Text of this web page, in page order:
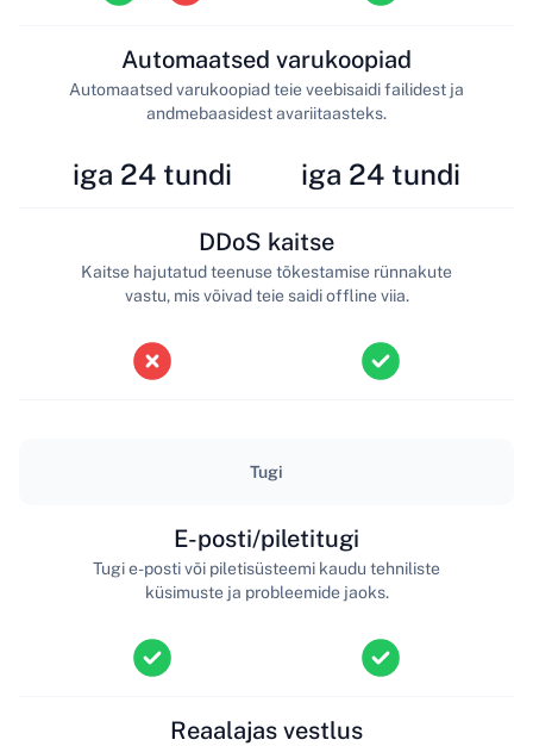
iga 24 tundi
Automaatsed varukoopiad
Automaatsed varukoopiad teie veebisaidi failidest ja
andmebaasidest avariitaasteks.
iga 24 tundi
DDoS kaitse
Kaitse hajutatud teenuse tõkestamise rünnakute
vastu, mis võivad teie saidi offline viia.
Tugi
E-posti/piletitugi
Tugi e-posti või piletisüsteemi kaudu tehniliste
küsimuste ja probleemide jaoks.
Reaalajas vestlus